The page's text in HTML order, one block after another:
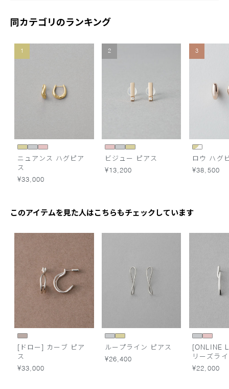
同カテゴリのランキング
1
ニュアンス ハグピア
ス
¥33,000
2
ビジュー ピアス
¥13,200
3
ロウ ハグ
¥38,500
このアイテムを見た人はこちらもチェックしています
[ドロー] カーブ ピア
ス
¥33,000
ループライン ピアス
¥26,400
[ONLINE
リーズラ
¥22,000